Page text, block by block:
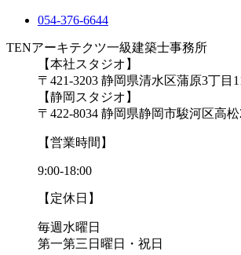
054-376-6644
TENアーキテクツ一級建築士事務所
【本社スタジオ】
〒421-3203 静岡県清水区蒲原3丁目
【静岡スタジオ】
〒422-8034 静岡県静岡市駿河区高松
【営業時間】
9:00-18:00
【定休日】
毎週水曜日
第一第三日曜日・祝日